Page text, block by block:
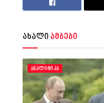
ახალი ამბები
ᲐᲜᲐᲚᲘᲢᲘᲙᲐ